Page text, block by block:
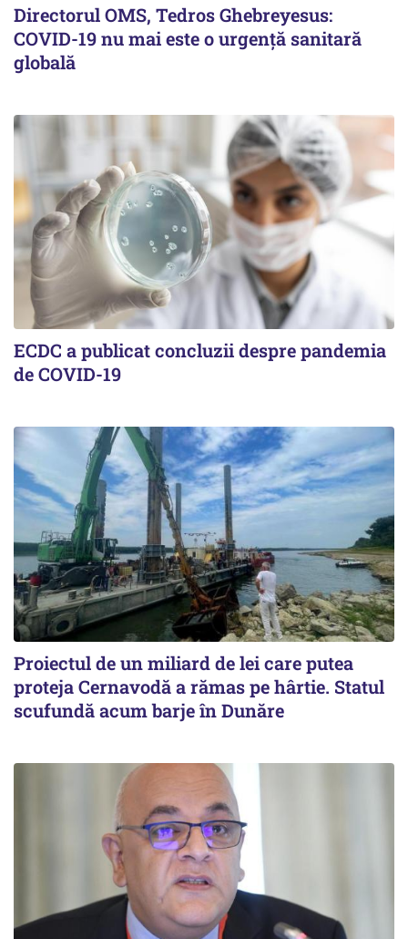
Directorul OMS, Tedros Ghebreyesus:
COVID-19 nu mai este o urgenţă sanitară
globală
ECDC a publicat concluzii despre pandemia
de COVID-19
Proiectul de un miliard de lei care putea
proteja Cernavodă a rămas pe hârtie. Statul
scufundă acum barje în Dunăre